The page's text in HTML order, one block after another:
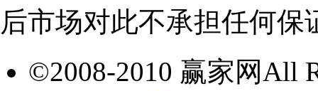
后市场对此不承担任何保
©2008-2010 赢家网All